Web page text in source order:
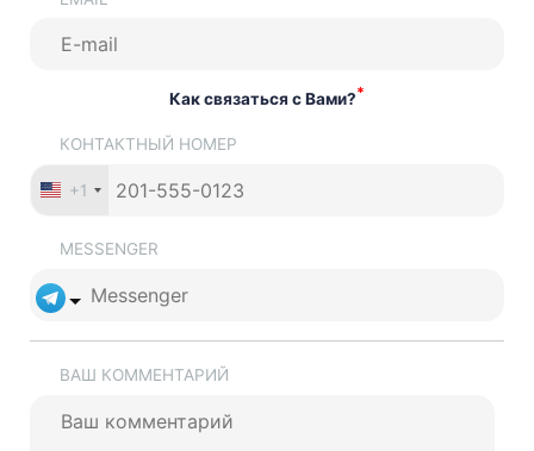
Как связаться с Вами?*
КОНТАКТНЫЙ НОМЕР
+1
MESSENGER
ВАШ КОММЕНТАРИЙ